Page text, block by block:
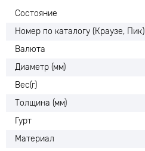
Состояние
Номер по каталогу (Краузе, Пик)
Валюта
Диаметр (мм)
Вес(г)
Толщина (мм)
Гурт
Материал